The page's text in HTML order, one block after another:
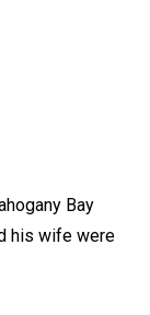
Bay
his wife were